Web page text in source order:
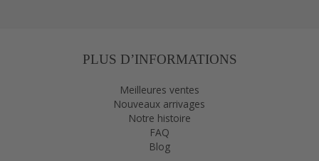
PLUS D’INFORMATIONS
Meilleures ventes
Nouveaux arrivages
Notre histoire
FAQ
Blog